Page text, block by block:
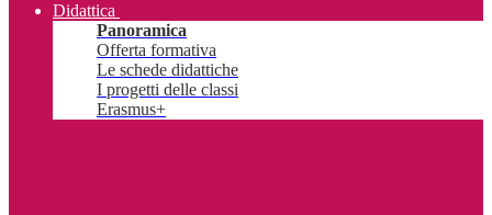
Didattica
Panoramica
Offerta formativa
Le schede didattiche
I progetti delle classi
Erasmus+